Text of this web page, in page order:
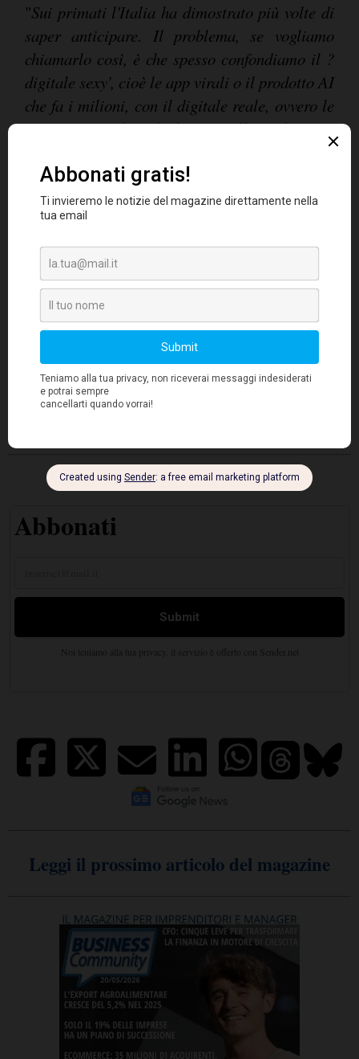
"Sui primati l'Italia ha dimostrato più volte di
saper anticipare. Il problema, se vogliamo
chiamarlo così, è che spesso confondiamo il ?
digitale sexy', cioè le app virali o il prodotto AI
che fa i milioni, con il digitale reale, ovvero le
infrastrutture digitali che sono alle fondamenta
del sistema nazionale. Su questo, piaccia o no,
siamo stati meno arretrati di quanto si
racconti. Il nostro vero nodo non è aver
costruito poco digitale, è non riuscire a
riconoscere le innovazioni positive del nostro
Paese rispetto al compararci agli altri paesi e
diffondere l'idea comune dell'essere indietro
rispetto al mondo.
Questo non ci porterà a
raggiungere i vertici se non crediamo di essere
in grado di farlo", concludeGiacomelli.
Leggi il prossimo articolo del magazine